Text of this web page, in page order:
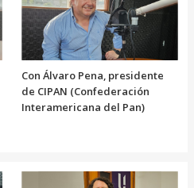
volumen.
Con Álvaro Pena, presidente
de CIPAN (Confederación
Interamericana del Pan)